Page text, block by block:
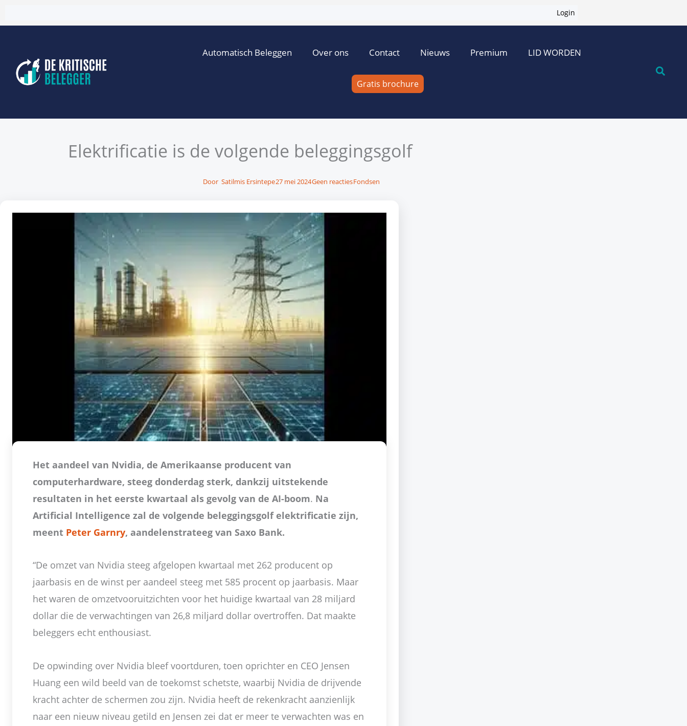
naar
inhoud
Login
Automatisch Beleggen Over ons Contact Nieuws Premium LID WORDEN
Gratis brochure
Elektrificatie is de volgende beleggingsgolf
Door Satilmis Ersintepe27 mei 2024Geen reactiesFondsen
Het aandeel van Nvidia, de Amerikaanse producent van
computerhardware, steeg donderdag sterk, dankzij uitstekende
resultaten in het eerste kwartaal als gevolg van de AI-boom. Na
Artificial Intelligence zal de volgende beleggingsgolf elektrificatie zijn,
meent Peter Garnry, aandelenstrateeg van Saxo Bank.
“De omzet van Nvidia steeg afgelopen kwartaal met 262 producent op
jaarbasis en de winst per aandeel steeg met 585 procent op jaarbasis. Maar
het waren de omzetvooruitzichten voor het huidige kwartaal van 28 miljard
dollar die de verwachtingen van 26,8 miljard dollar overtroffen. Dat maakte
beleggers echt enthousiast.
De opwinding over Nvidia bleef voortduren, toen oprichter en CEO Jensen
Huang een wild beeld van de toekomst schetste, waarbij Nvidia de drijvende
kracht achter de schermen zou zijn. Nvidia heeft de rekenkracht aanzienlijk
naar een nieuw niveau getild en Jensen zei dat er meer te verwachten was en